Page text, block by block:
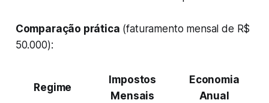
Comparação prática (faturamento mensal de R$
50.000):
Regime
Impostos
Mensais
Economia
Anual